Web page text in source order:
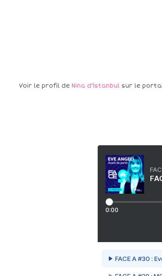
Voir le profil de Nina d'İstanbul sur le
0:00
FACE A #30 :